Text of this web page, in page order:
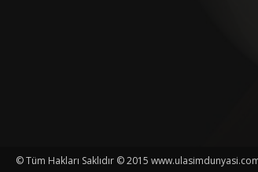
© Tüm Hakları Saklıdır © 2015